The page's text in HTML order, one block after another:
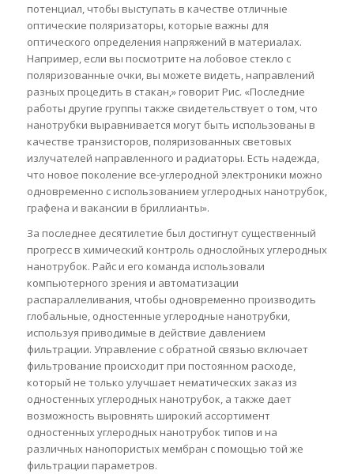
потенциал, чтобы выступать в качестве отличные
оптические поляризаторы, которые важны для
оптического определения напряжений в материалах.
Например, если вы посмотрите на лобовое стекло с
поляризованные очки, вы можете видеть, направлений
разных процедить в стакан,» говорит Рис. «Последние
работы другие группы также свидетельствует о том, что
нанотрубки выравнивается могут быть использованы в
качестве транзисторов, поляризованных световых
излучателей направленного и радиаторы. Есть надежда,
что новое поколение все-углеродной электроники можно
одновременно с использованием углеродных нанотрубок,
графена и вакансии в бриллианты».
За последнее десятилетие был достигнут существенный
прогресс в химический контроль однослойных углеродных
нанотрубок. Райс и его команда использовали
компьютерного зрения и автоматизации
распараллеливания, чтобы одновременно производить
глобальные, одностенные углеродные нанотрубки,
используя приводимые в действие давлением
фильтрации. Управление с обратной связью включает
фильтрование происходит при постоянном расходе,
который не только улучшает нематических заказ из
одностенных углеродных нанотрубок, а также дает
возможность выровнять широкий ассортимент
одностенных углеродных нанотрубок типов и на
различных нанопористых мембран с помощью той же
фильтрации параметров.